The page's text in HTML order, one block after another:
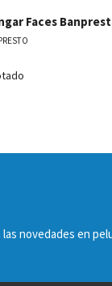
Faces
novedades en